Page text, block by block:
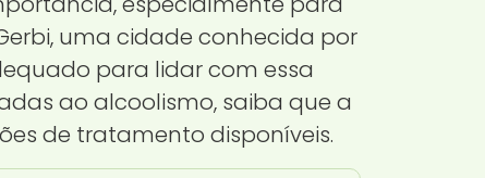
uma cidade conhecida por
para lidar com essa
ao alcoolismo, saiba que a
de tratamento disponíveis.